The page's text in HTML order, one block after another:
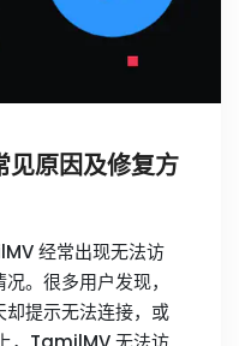
原因及修复方
经常出现无法访
。很多用户发现，
提示无法连接，或